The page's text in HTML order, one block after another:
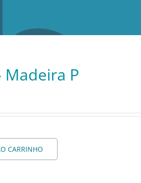
Madeira P
CARRINHO